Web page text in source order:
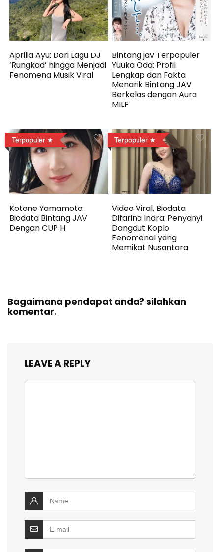
Aprilia Ayu: Dari Lagu DJ
‘Rungkad’ hingga Menjadi
Fenomena Musik Viral
Bintang jav Terpopuler
Yuuka Oda: Profil
Lengkap dan Fakta
Menarik Bintang JAV
Berkelas dengan Aura
MILF
Terpopuler
Kotone Yamamoto:
Biodata Bintang JAV
Dengan CUP H
Terpopuler
Video Viral, Biodata
Difarina Indra: Penyanyi
Dangdut Koplo
Fenomenal yang
Memikat Nusantara
Bagaimana pendapat anda? silahkan
komentar.
LEAVE A REPLY